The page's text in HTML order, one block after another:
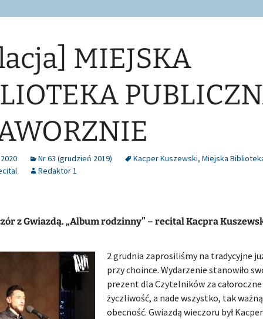
MIEJSKA
Nr 63 (grudzień 2019) Kacper Kuszewski, Miejska
Redaktor 1
z Gwiazdą. „Album rodzinny” – recital Kacpra
2 grudnia zaprosiliśmy na tradycyjne
przy choince. Wydarzenie stanowiło
prezent dla Czytelników za
życzliwość, a nade wszystko, tak
obecność. Gwiazdą wieczoru był